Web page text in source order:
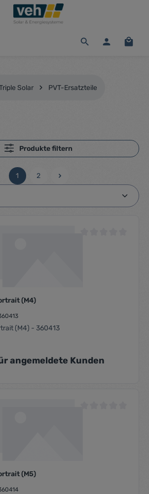
Solar PVT-Ersatzteile
Produkte filtern
Seite
1
Seite
2
(M4)
(M4) - 360413
angemeldete Kunden
(M5)